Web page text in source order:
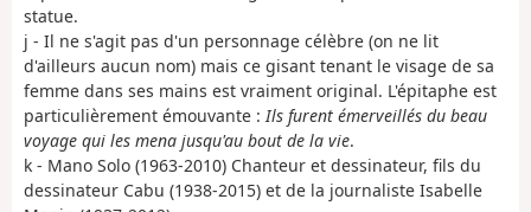
statue.
j - Il ne s'agit pas d'un personnage célèbre (on ne lit
d'ailleurs aucun nom) mais ce gisant tenant le visage de sa
femme dans ses mains est vraiment original. L'épitaphe est
particulièrement émouvante :Ils furent émerveillés du beau
voyage qui les mena jusqu'au bout de la vie.
k - Mano Solo (1963-2010) Chanteur et dessinateur, fils du
dessinateur Cabu (1938-2015) et de la journaliste Isabelle